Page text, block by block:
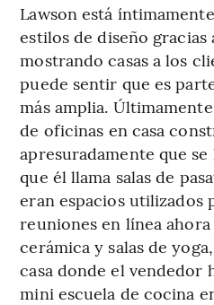
Lawson está
estilos de diseño gracias
mostrando casas a los
puede sentir que es
más amplia.
de oficinas en casa
apresuradamente que
que él llama salas de
eran espacios utilizados
reuniones en línea
cerámica y salas de
casa donde el vendedor
mini escuela de cocina